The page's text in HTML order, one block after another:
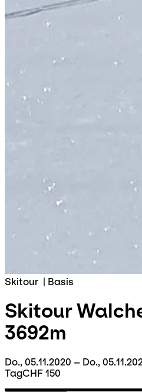
Skitour | Basis
Skitour
3692m
Do., 05.11.2020 – Do.,
TagCHF 150